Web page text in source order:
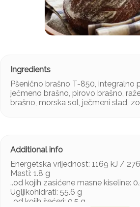
Pšenično brašno T-850, integralno
ječmeno brašno, pirovo brašno,
brašno, morska sol, ječmeni slad,
Energetska vrijednost: 1169 kJ /
Masti: 1.8 g
..od kojih zasićene masne kiseline:
Ugljikohidrati: 55.6 g
..od kojih šećeri: 0.5 g